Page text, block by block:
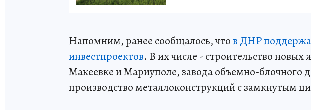
Напомним, ранее сообщалось, чтов ДНР
инвестпроектов. В их числе - строительство
Макеевке и Мариуполе, завода объемно-блочного
производство металлоконструкций с замкнутым